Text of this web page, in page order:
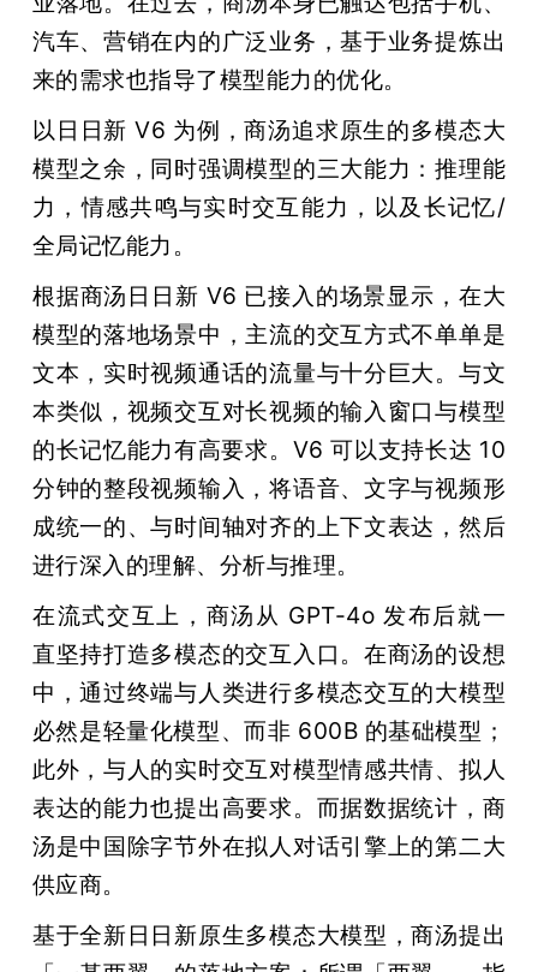
汽车、营销在内的广泛业务，基于业务提炼出
来的需求也指导了模型能力的优化。
以日日新 V6 为例，商汤追求原生的多模态大
模型之余，同时强调模型的三大能力：推理能
力，情感共鸣与实时交互能力，以及长记忆/
全局记忆能力。
根据商汤日日新 V6 已接入的场景显示，在大
模型的落地场景中，主流的交互方式不单单是
文本，实时视频通话的流量与十分巨大。与文
本类似，视频交互对长视频的输入窗口与模型
的长记忆能力有高要求。V6 可以支持长达 10
分钟的整段视频输入，将语音、文字与视频形
成统一的、与时间轴对齐的上下文表达，然后
进行深入的理解、分析与推理。
在流式交互上，商汤从 GPT-4o 发布后就一
直坚持打造多模态的交互入口。在商汤的设想
中，通过终端与人类进行多模态交互的大模型
必然是轻量化模型、而非 600B 的基础模型；
此外，与人的实时交互对模型情感共情、拟人
表达的能力也提出高要求。而据数据统计，商
汤是中国除字节外在拟人对话引擎上的第二大
供应商。
基于全新日日新原生多模态大模型，商汤提出